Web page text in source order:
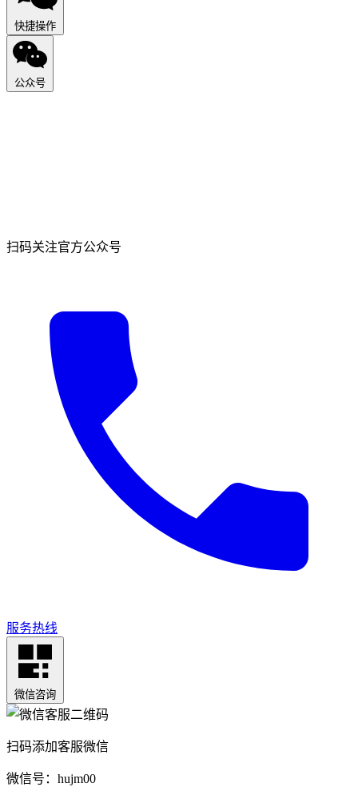
快捷操作
公众号
扫码关注官方公众号
服务热线
微信咨询
扫码添加客服微信
微信号：hujm00